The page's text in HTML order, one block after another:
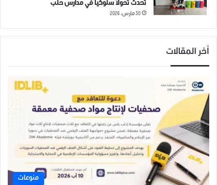
تُحدث تحولاً سلوكياً في مدارس حلب
30 مارس، 2026
أخر المقالات
منوعات